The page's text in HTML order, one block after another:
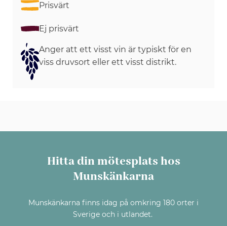
Prisvärt
Ej prisvärt
Anger att ett visst vin är typiskt för en
viss druvsort eller ett visst distrikt.
Hitta din mötesplats hos
Munskänkarna
Munskänkarna finns idag på omkring 180 orter i
Sverige och i utlandet.